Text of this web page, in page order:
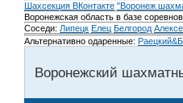
Шахсекция ВКонтакте "Воронеж
Воронежская область в базе
Соседи: Липецк Елец Белгород
Альтернативно одаренные:
Воронежский